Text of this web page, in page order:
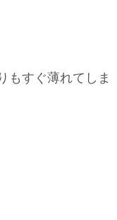
もすぐ薄れてしま